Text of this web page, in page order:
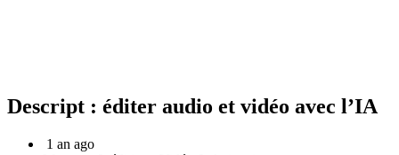
Descript : éditer audio et vidéo avec l’IA
1 an ago